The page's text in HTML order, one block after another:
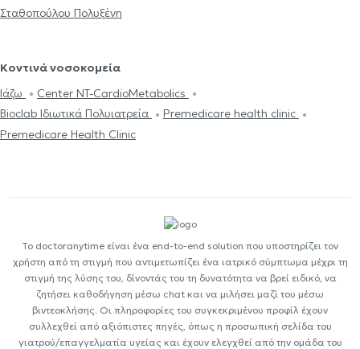
Σταθοπούλου Πολυξένη
Κοντινά νοσοκομεία
Ιάζω
Center NT-CardioMetabolics
Bioclab Ιδιωτικά Πολυιατρεία
Premedicare health clinic
Premedicare Health Clinic
Το doctoranytime είναι ένα end-to-end solution που υποστηρίζει τον
χρήστη από τη στιγμή που αντιμετωπίζει ένα ιατρικό σύμπτωμα μέχρι τη
στιγμή της λύσης του, δίνοντάς του τη δυνατότητα να βρεί ειδικό, να
ζητήσει καθοδήγηση μέσω chat και να μιλήσει μαζί του μέσω
βιντεοκλήσης. Οι πληροφορίες του συγκεκριμένου προφίλ έχουν
συλλεχθεί από αξιόπιστες πηγές, όπως η προσωπική σελίδα του
γιατρού/επαγγελματία υγείας και έχουν ελεγχθεί από την ομάδα του